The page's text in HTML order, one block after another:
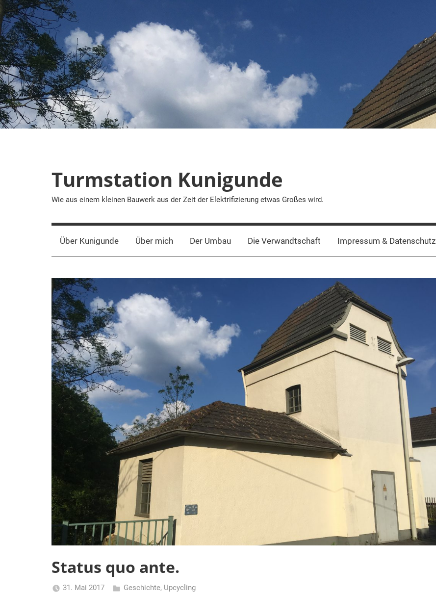
Zum
Inhalt
springen
Turmstation Kunigunde
Wie aus einem kleinen Bauwerk aus der Zeit der Elektrifizierung etwas Großes wird.
Über Kunigunde Über mich Der Umbau Die Verwandtschaft Impressum & Datenschutz
Status quo ante.
31. Mai 2017
Geschichte, Upcycling